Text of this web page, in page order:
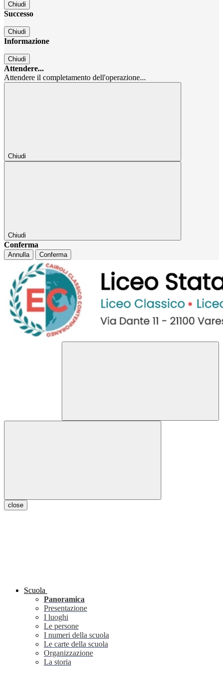
Chiudi
Successo
Chiudi
Informazione
Chiudi
Attendere...
Attendere il completamento dell'operazione...
Chiudi
Chiudi
Conferma
Annulla Conferma
close
Scuola
Panoramica
Presentazione
I luoghi
Le persone
I numeri della scuola
Le carte della scuola
Organizzazione
La storia